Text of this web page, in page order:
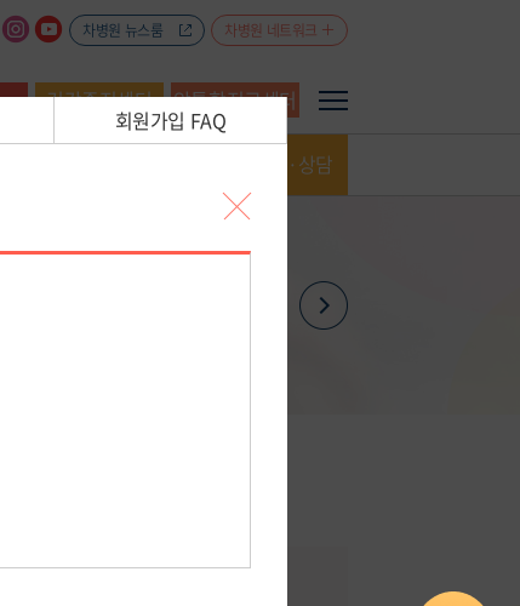
차병원 뉴스룸 차병원 네트워크
건강증진센터 암통합진료센터
예약·상담